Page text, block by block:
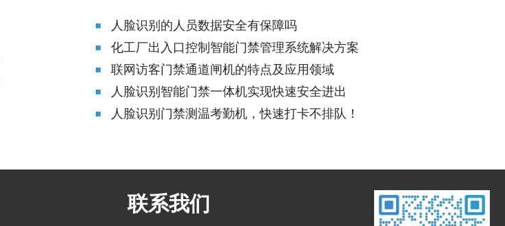
人脸识别的人员数据安全有保障吗
化工厂出入口控制智能门禁管理系统解决方案
联网访客门禁通道闸机的特点及应用领域
人脸识别智能门禁一体机实现快速安全进出
人脸识别门禁测温考勤机，快速打卡不排队！
联系我们